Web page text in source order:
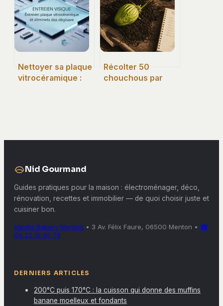
et économies
Nettoyer sa plaque
vitrocéramique :
Récolter 50
chouchous par
Nid Gourmand
Guides pratiques pour la maison : électroménager, déco,
rénovation, recettes et immobilier — de quoi choisir juste et
cuisiner bon.
Vanilla Bakery Menton • 3 Av. Félix Faure, 06500 Menton • ☎
04 22 16 46 79
DERNIERS ARTICLES
200°C puis 170°C : la cuisson qui donne des muffins
banane moelleux et fondants